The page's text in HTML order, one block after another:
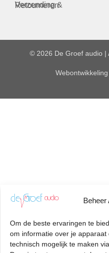
Beheer
Om de beste ervaringen te
om informatie over je
technisch mogelijk te maken
Verzending & Retourneren
© 2026 De Groef audio |